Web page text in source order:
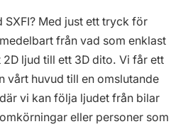
SXFI? Med just ett tryck för
från vad som enklast
ljud till ett 3D dito. Vi får ett
vårt huvud till en omslutande
vi kan följa ljudet från bilar
eller personer som